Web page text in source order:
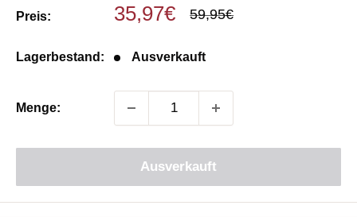
Preis: Sonderpreis
35,97€ Normalpreis
59,95€
Lagerbestand: Ausverkauft
Menge:
Ausverkauft